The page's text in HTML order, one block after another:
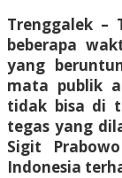
Trenggalek –
beberapa
yang
mata publik
tidak bisa di
tegas yang
Sigit
Indonesia